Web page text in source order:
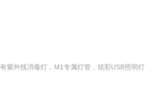
紫外线消毒灯，M1专属灯管，炫彩USB照明灯